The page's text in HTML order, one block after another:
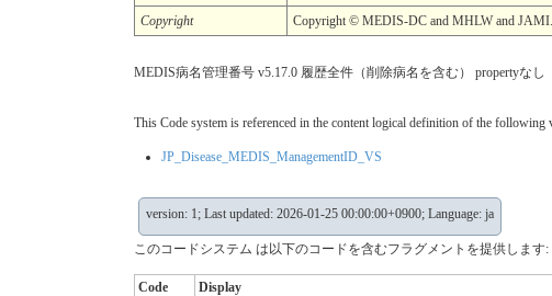
Copyright
Copyright © MEDIS-DC and MHLW and JAMI.
MEDIS病名管理番号 v5.17.0 履歴全件（削除病名を含む） propertyなし
This Code system is referenced in the content logical definition of the following
JP_Disease_MEDIS_ManagementID_VS
version: 1; Last updated: 2026-01-25 00:00:00+0900; Language: ja
このコードシステム は以下のコードを含むフラグメントを提供します:
Code
Display